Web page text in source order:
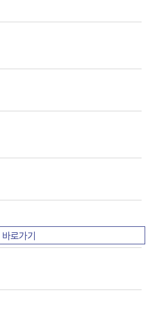
바로가기